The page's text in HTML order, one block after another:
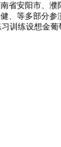
省安阳市、
、等多部分
训练设想金